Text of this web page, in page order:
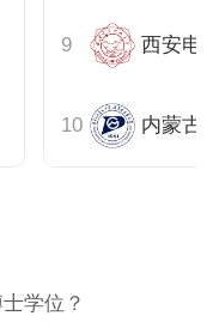
西安电
学位？